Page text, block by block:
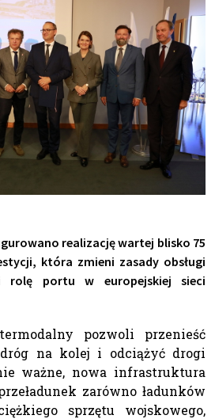
realizację wartej blisko 75
która zmieni zasady obsługi
rolę portu w europejskiej sieci
pozwoli przenieść
na kolej i odciążyć drogi
ważne, nowa infrastruktura
zarówno ładunków
sprzętu wojskowego,